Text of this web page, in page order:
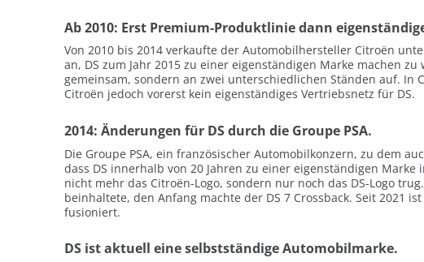
Ab 2010: Erst Premium-Produktlinie dann
Von 2010 bis 2014 verkaufte der Automobilhersteller Citroën
an, DS zum Jahr 2015 zu einer eigenständigen Marke machen
gemeinsam, sondern an zwei unterschiedlichen Ständen auf.
Citroën jedoch vorerst kein eigenständiges Vertriebsnetz für DS.
2014: Änderungen für DS durch die Groupe PSA.
Die Groupe PSA, ein französischer Automobilkonzern, zu dem
dass DS innerhalb von 20 Jahren zu einer eigenständigen
nicht mehr das Citroën-Logo, sondern nur noch das DS-Logo
beinhaltete, den Anfang machte der DS 7 Crossback. Seit 2021
fusioniert.
DS ist aktuell eine selbstständige Automobilmarke.